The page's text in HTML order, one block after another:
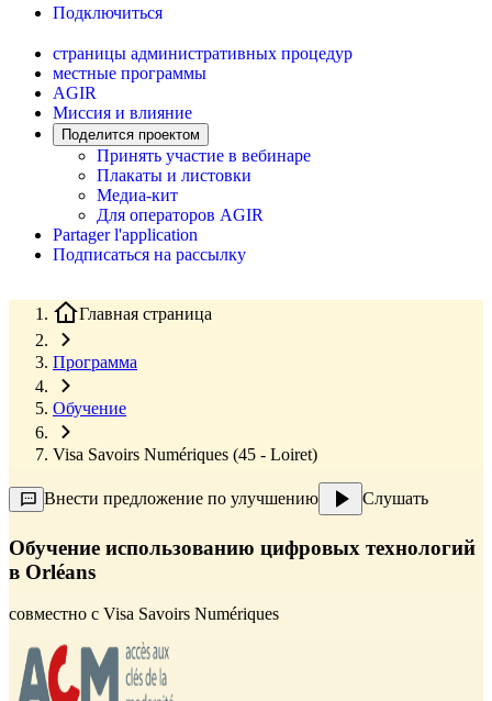
Подключиться
страницы административных процедур
местные программы
AGIR
Миссия и влияние
Поделится проектом
Принять участие в вебинаре
Плакаты и листовки
Медиа-кит
Для операторов AGIR
Partager l'application
Подписаться на рассылку
Главная страница
Программа
Обучение
Visa Savoirs Numériques (45 - Loiret)
Внести предложение по улучшению Слушать
Обучение использованию цифровых технологий
в Orléans
совместно с Visa Savoirs Numériques